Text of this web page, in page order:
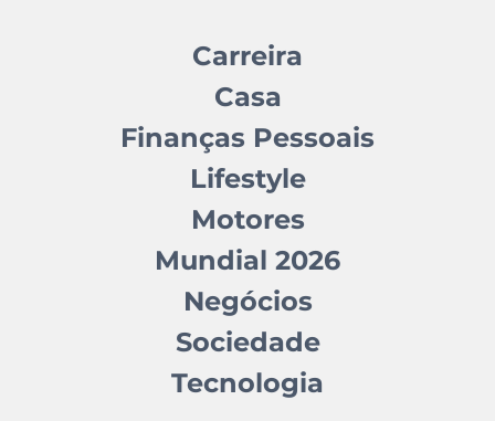
Carreira
Casa
Finanças Pessoais
Lifestyle
Motores
Mundial 2026
Negócios
Sociedade
Tecnologia